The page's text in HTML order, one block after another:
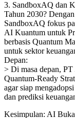
3. SandboxAQ dan
Tahun 2030?
SandboxAQ fokus
AI Kuantum untuk
berbasis Quantum
untuk sektor
Depan:
> Di masa depan, PT
Quantum-Ready
agar siap
dan prediksi
Kesimpulan: AI